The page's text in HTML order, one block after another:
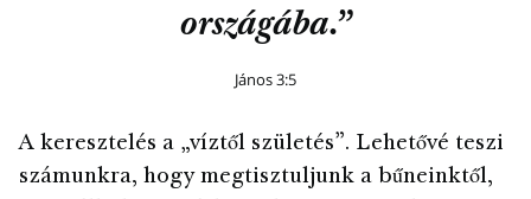
országába.”
János 3:5
A keresztelés a „víztől születés”. Lehetővé teszi
számunkra, hogy megtisztuljunk a bűneinktől,